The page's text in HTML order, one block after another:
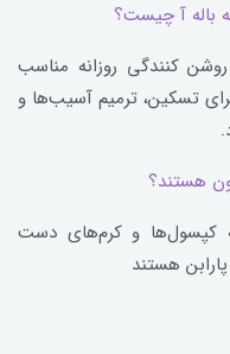
باله آ چیست؟
کنندگی روزانه مناسب
تسکین، ترمیم آسیب‌ها و
هستند؟
کپسول‌ها و کرم‌های دست
هستند